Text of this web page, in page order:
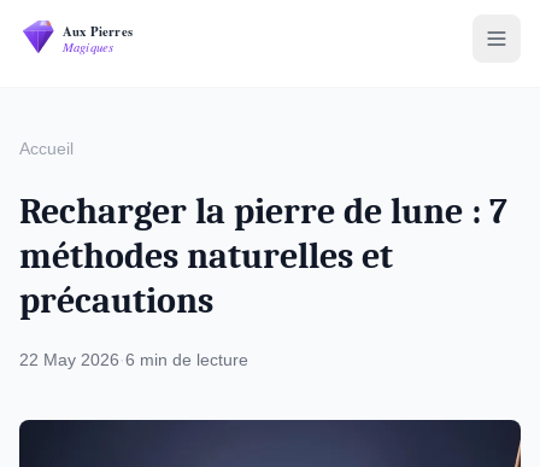
Accueil
Recharger la pierre de lune : 7
méthodes naturelles et
précautions
22 May 2026·6 min de lecture